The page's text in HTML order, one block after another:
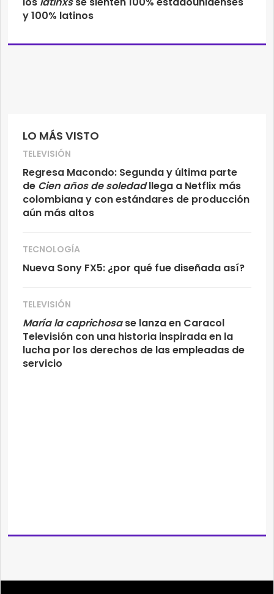
LO MÁS VISTO
TELEVISIÓN
Regresa Macondo: Segunda y última parte
de Cien años de soledadllega a Netflix más
colombiana y con estándares de producción
aún más altos
TECNOLOGÍA
Nueva Sony FX5: ¿por qué fue diseñada así?
TELEVISIÓN
María la caprichosase lanza en Caracol
Televisión con una historia inspirada en la
lucha por los derechos de las empleadas de
servicio
y 100% latinos